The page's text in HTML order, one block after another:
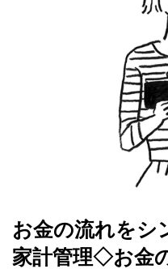
お金の流れをシ
家計管理◇お金